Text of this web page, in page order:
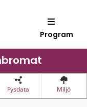
Program
Fysdata Miljö